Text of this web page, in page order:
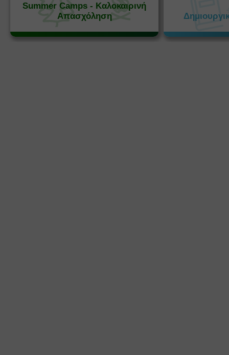
Summer Camps - Καλοκαιρινή
Απασχόληση